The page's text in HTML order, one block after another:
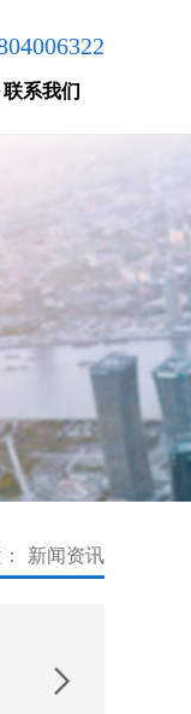
联系我们
新闻资讯
